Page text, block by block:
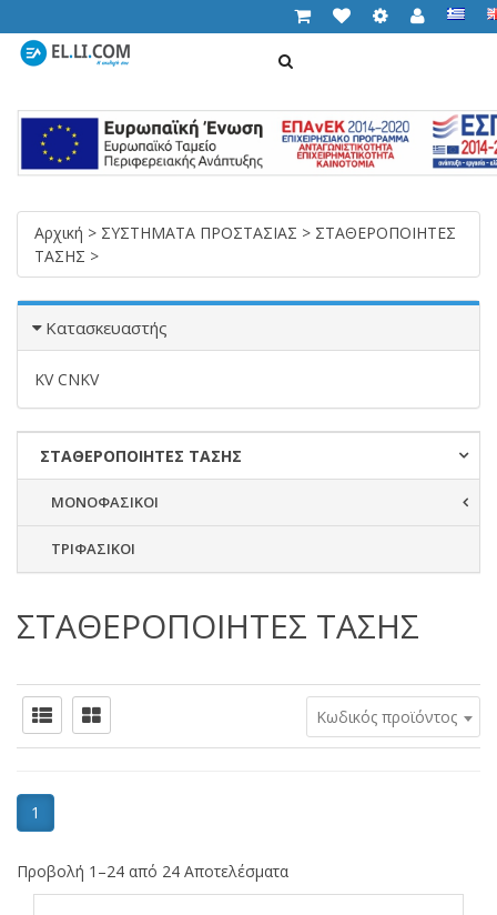
Αρχική > ΣΥΣΤΗΜΑΤΑ ΠΡΟΣΤΑΣΙΑΣ > ΣΤΑΘΕΡΟΠΟΙΗΤΕΣ
ΤΑΣΗΣ >
Κατασκευαστής
KV CNKV
ΣΤΑΘΕΡΟΠΟΙΗΤΕΣ ΤΑΣΗΣ
ΜΟΝΟΦΑΣΙΚΟΙ
ΤΡΙΦΑΣΙΚΟΙ
ΣΤΑΘΕΡΟΠΟΙΗΤΕΣ ΤΑΣΗΣ
Κωδικός προϊόντος
1
Προβολή 1–24 από 24 Αποτελέσματα